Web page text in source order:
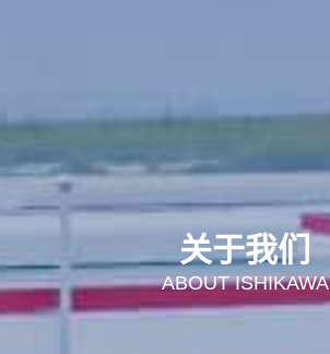
关于我们
ABOUT ISHIKAWA